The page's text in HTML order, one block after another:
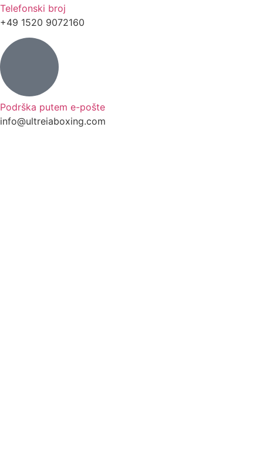
Telefonski broj
+49 1520 9072160
Podrška putem e-pošte
info@ultreiaboxing.com